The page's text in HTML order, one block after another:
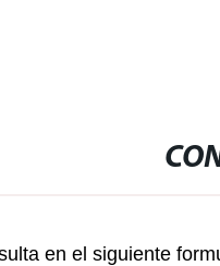
en el siguiente